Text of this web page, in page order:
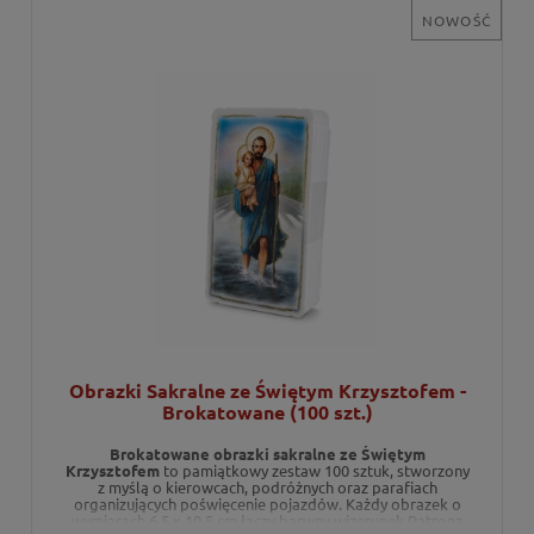
Obrazki Sakralne ze Świętym Krzysztofem -
Brokatowane (100 szt.)
Brokatowane obrazki sakralne ze Świętym
Krzysztofemto pamiątkowy zestaw 100 sztuk, stworzony
z myślą o kierowcach, podróżnych oraz parafiach
organizujących poświęcenie pojazdów. Każdy obrazek o
wymiarach 6,5 x 10,5 cm łączy barwny wizerunek Patrona
NOWOŚĆ